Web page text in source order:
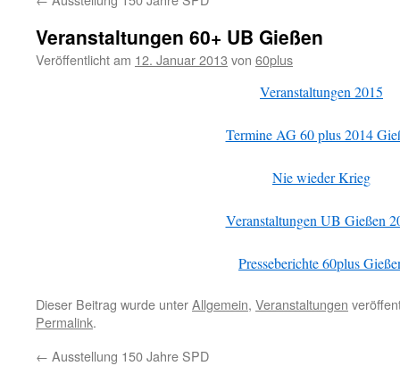
Veranstaltungen 60+ UB Gießen
Veröffentlicht am 12. Januar 2013 von 60plus
Veranstaltungen 2015
Termine AG 60 plus 2014
Nie wieder Krieg
Veranstaltungen UB Gießen
Presseberichte 60plus
Dieser Beitrag wurde unterAllgemein, Veranstaltungen
Permalink.
← Ausstellung 150 Jahre SPD